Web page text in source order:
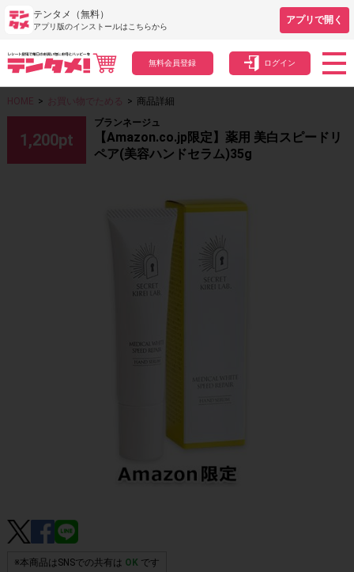
テンタメ（無料）
アプリ版のインストールはこちらから
アプリで開く
無料会員登録 ログイン
HOME > お買い物でためる > 商品詳細
1,200pt
ブランネージュ
【Amazon.co.jp限定】薬用 美白スピードリ
ペア(美容ハンドセラム)35g
※本商品はSNSでの共有は OKです